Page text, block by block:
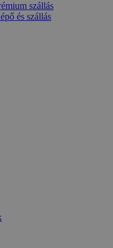
szállás
és szállás